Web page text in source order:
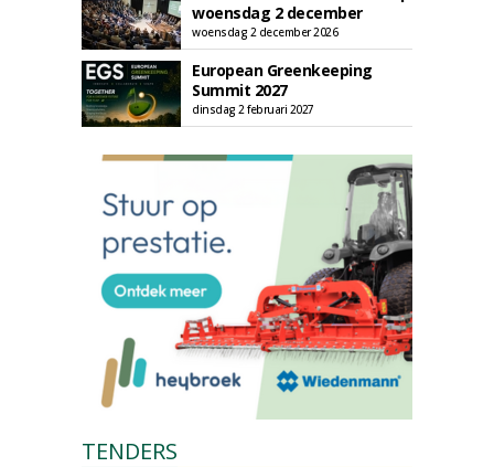
woensdag 2 december
woensdag 2 december 2026
European Greenkeeping
Summit 2027
dinsdag 2 februari 2027
TENDERS